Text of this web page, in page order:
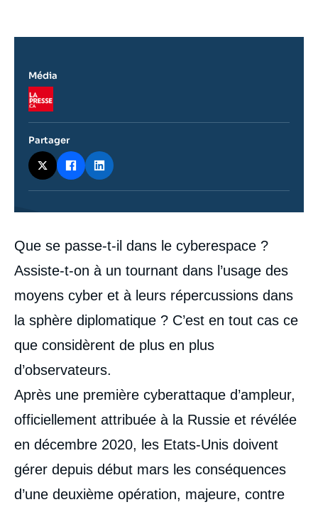
Contenu
intervention
médiatique
Que se passe-t-il dans le cyberespace ?
Assiste-t-on à un tournant dans l’usage des
moyens cyber et à leurs répercussions dans
la sphère diplomatique ? C’est en tout cas ce
que considèrent de plus en plus
d’observateurs.
Après une première cyberattaque d’ampleur,
officiellement attribuée à la Russie et révélée
en décembre 2020, les Etats-Unis doivent
gérer depuis début mars les conséquences
d’une deuxième opération, majeure, contre
Média
Logo
Partager